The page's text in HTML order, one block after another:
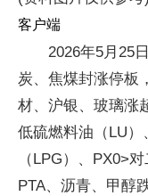
客户端
2026年5月25
炭、焦煤封涨停板
材、沪银、玻璃涨
低硫燃料油（LU
（LPG）、PX0>
PTA、沥青、甲醇